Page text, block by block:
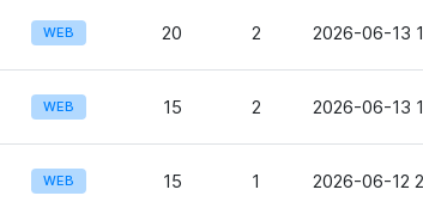
WEB 20 2 2026-06-13
WEB 15 2 2026-06-13
WEB 15 1 2026-06-12